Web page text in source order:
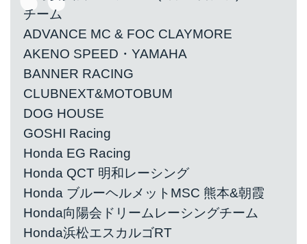
チーム
ADVANCE MC & FOC CLAYMORE
AKENO SPEED・YAMAHA
BANNER RACING
CLUBNEXT&MOTOBUM
DOG HOUSE
GOSHI Racing
Honda EG Racing
Honda QCT 明和レーシング
Honda ブルーヘルメットMSC 熊本&朝霞
Honda向陽会ドリームレーシングチーム
Honda浜松エスカルゴRT